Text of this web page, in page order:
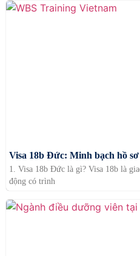
Visa 18b Đức: Minh bạch hồ
1. Visa 18b Đức là gì? Visa 18b là
động có trình